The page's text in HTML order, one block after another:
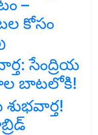
–
కోసం
సేంద్రియ
బాటలోకి!
శుభవార్త!